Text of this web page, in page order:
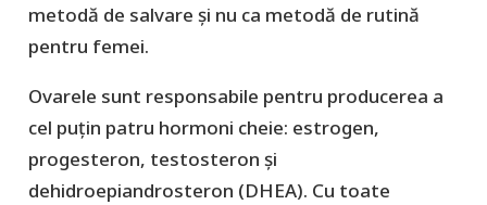
metodă de salvare și nu ca metodă de rutină
pentru femei.
Ovarele sunt responsabile pentru producerea a
cel puțin patru hormoni cheie: estrogen,
progesteron, testosteron și
dehidroepiandrosteron (DHEA). Cu toate